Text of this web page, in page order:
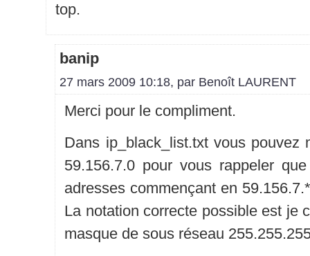
top.
banip
27 mars 2009 10:18, par Benoît LAURENT
Merci pour le compliment.
Dans ip_black_list.txt vous pouvez
59.156.7.0 pour vous rappeler
adresses commençant en
La notation correcte possible est je
masque de sous réseau